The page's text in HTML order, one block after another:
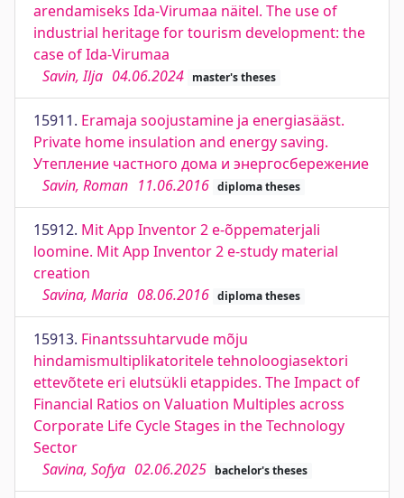
arendamiseks Ida-Virumaa näitel. The use of
industrial heritage for tourism development: the
case of Ida-Virumaa
Savin, Ilja 04.06.2024 master's theses
15911. Eramaja soojustamine ja energiasääst.
Private home insulation and energy saving.
Утепление частного дома и энергосбережение
Savin, Roman 11.06.2016 diploma theses
15912. Mit App Inventor 2 e-õppematerjali
loomine. Mit App Inventor 2 e-study material
creation
Savina, Maria 08.06.2016 diploma theses
15913. Finantssuhtarvude mõju
hindamismultiplikatoritele tehnoloogiasektori
ettevõtete eri elutsükli etappides. The Impact of
Financial Ratios on Valuation Multiples across
Corporate Life Cycle Stages in the Technology
Sector
Savina, Sofya 02.06.2025 bachelor's theses